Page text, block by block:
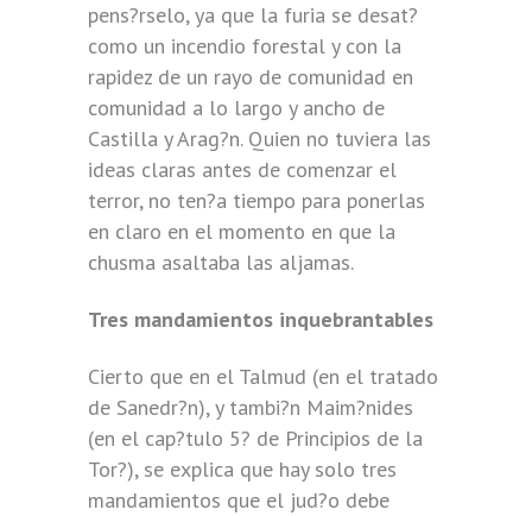
pens?rselo, ya que la furia se desat?
como un incendio forestal y con la
rapidez de un rayo de comunidad en
comunidad a lo largo y ancho de
Castilla y Arag?n. Quien no tuviera las
ideas claras antes de comenzar el
terror, no ten?a tiempo para ponerlas
en claro en el momento en que la
chusma asaltaba las aljamas.
Tres mandamientos inquebrantables
Cierto que en el Talmud (en el tratado
de Sanedr?n), y tambi?n Maim?nides
(en el cap?tulo 5? de Principios de la
Tor?), se explica que hay solo tres
mandamientos que el jud?o debe